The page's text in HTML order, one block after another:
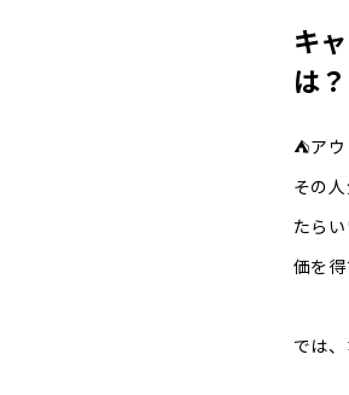
キ
は？
⛺ア
その人
たら
価を得
では